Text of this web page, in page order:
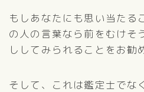
もしあなたにも思い当たる
の人の言葉なら前をむけそ
ししてみられることをお勧
そして、これは鑑定士でな